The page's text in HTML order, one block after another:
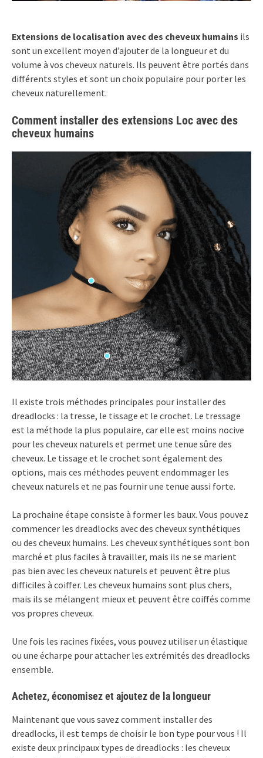
Extensions de localisation avec des cheveux humains ils
sont un excellent moyen d’ajouter de la longueur et du
volume à vos cheveux naturels. Ils peuvent être portés dans
différents styles et sont un choix populaire pour porter les
cheveux naturellement.
Comment installer des extensions Loc avec des
cheveux humains
Il existe trois méthodes principales pour installer des
dreadlocks : la tresse, le tissage et le crochet. Le tressage
est la méthode la plus populaire, car elle est moins nocive
pour les cheveux naturels et permet une tenue sûre des
cheveux. Le tissage et le crochet sont également des
options, mais ces méthodes peuvent endommager les
cheveux naturels et ne pas fournir une tenue aussi forte.
La prochaine étape consiste à former les baux. Vous pouvez
commencer les dreadlocks avec des cheveux synthétiques
ou des cheveux humains. Les cheveux synthétiques sont bon
marché et plus faciles à travailler, mais ils ne se marient
pas bien avec les cheveux naturels et peuvent être plus
difficiles à coiffer. Les cheveux humains sont plus chers,
mais ils se mélangent mieux et peuvent être coiffés comme
vos propres cheveux.
Une fois les racines fixées, vous pouvez utiliser un élastique
ou une écharpe pour attacher les extrémités des dreadlocks
ensemble.
Achetez, économisez et ajoutez de la longueur
Maintenant que vous savez comment installer des
dreadlocks, il est temps de choisir le bon type pour vous ! Il
existe deux principaux types de dreadlocks : les cheveux